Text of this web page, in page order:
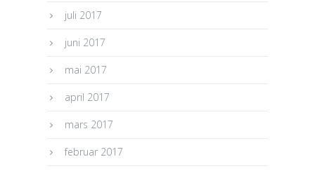
juli 2017
juni 2017
mai 2017
april 2017
mars 2017
februar 2017